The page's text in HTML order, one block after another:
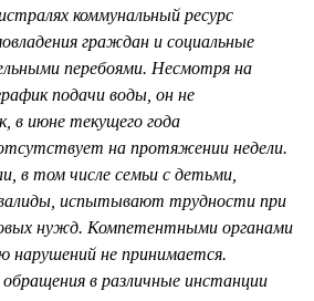
коммунальный ресурс
граждан и социальные
перебоями. Несмотря на
подачи воды, он не
в июне текущего года
на протяжении недели.
в том числе семьи с детьми,
испытывают трудности при
нужд. Компетентными органами
нарушений не принимается.
в различные инстанции